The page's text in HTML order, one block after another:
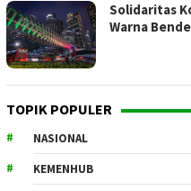
Solidaritas
Warna
TOPIK POPULER
NASIONAL
KEMENHUB